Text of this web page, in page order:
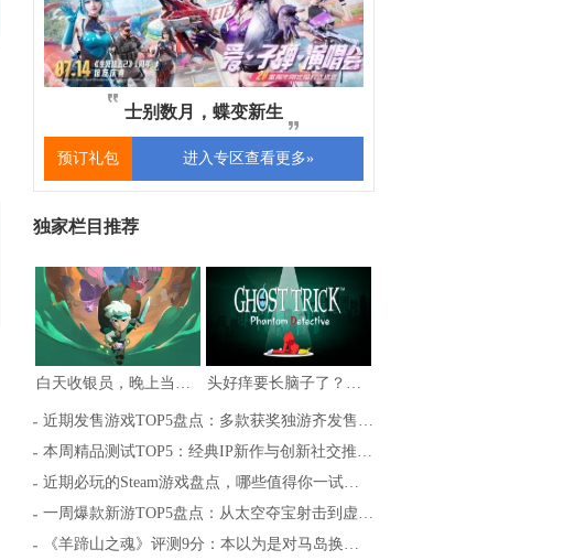
士别数月，蝶变新生
预订礼包 进入专区查看更多»
独家栏目推荐
白天收银员，晚上当勇者，《夜勤人2：无尽… 头好痒要长脑子了？盘点5款一玩就停不下的…
近期发售游戏TOP5盘点：多款获奖独游齐发售…
本周精品测试TOP5：经典IP新作与创新社交推…
近期必玩的Steam游戏盘点，哪些值得你一试…
一周爆款新游TOP5盘点：从太空夺宝射击到虚…
《羊蹄山之魂》评测9分：本以为是对马岛换…